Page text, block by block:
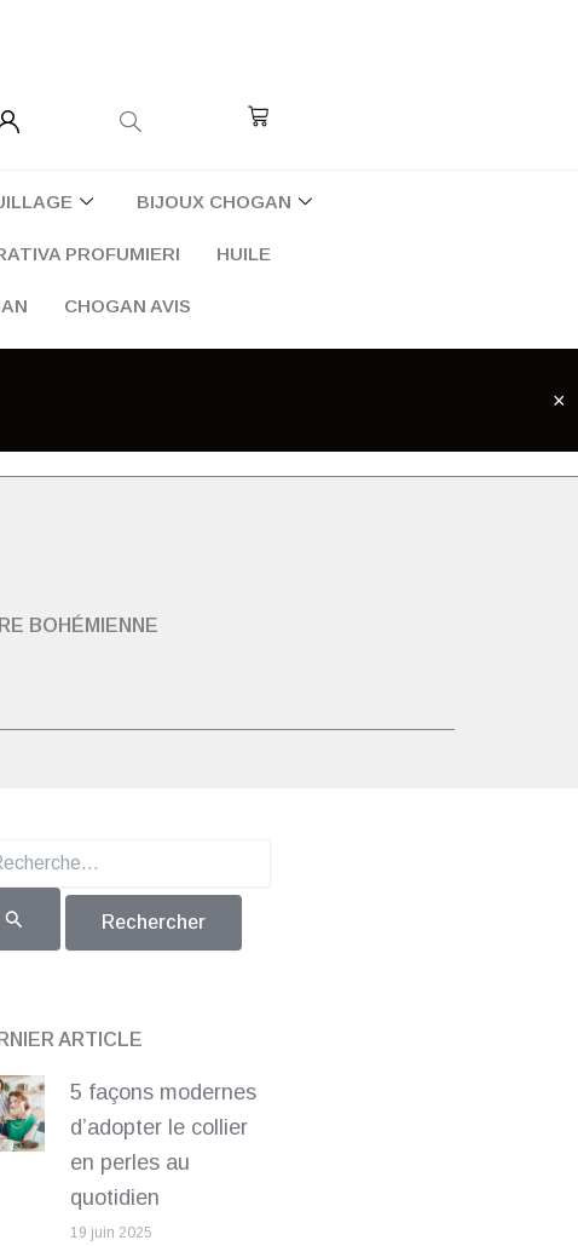
Cart
BIJOUX CHOGAN
PROFUMIERI HUILE
CHOGAN AVIS
×
BOHÉMIENNE
ARTICLE
5 façons modernes
d’adopter le collier
en perles au
quotidien
19 juin 2025